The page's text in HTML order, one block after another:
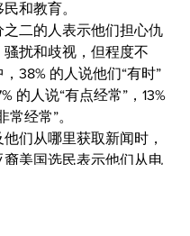
和教育。
之二的人表示他们担心仇
骚扰和歧视，但程度不
，38% 的人说他们“有时”
的人说“有点经常”，13%
常经常”。
们从哪里获取新闻时，
裔美国选民表示他们从电